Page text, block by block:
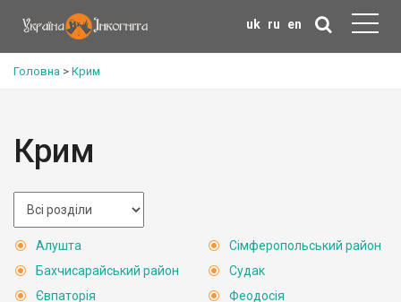
uk ru en
Головна > Крим
Крим
Алушта
Бахчисарайський район
Євпаторія
Сімферопольський район
Судак
Феодосія